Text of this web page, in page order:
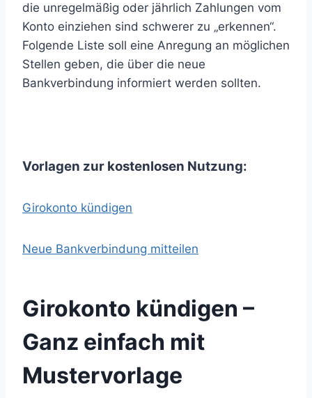
die unregelmäßig oder jährlich Zahlungen vom
Konto einziehen sind schwerer zu „erkennen“.
Folgende Liste soll eine Anregung an möglichen
Stellen geben, die über die neue
Bankverbindung informiert werden sollten.
Vorlagen zur kostenlosen Nutzung:
Girokonto kündigen
Neue Bankverbindung mitteilen
Girokonto kündigen –
Ganz einfach mit
Mustervorlage